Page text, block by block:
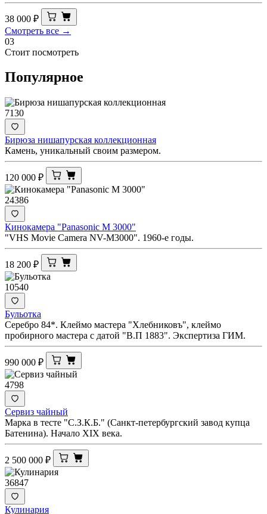
38 000 ₽
Смотреть все →
03
Стоит посмотреть
Популярное
7130
Бирюза нишапурская коллекционная
Камень, уникальный своим размером.
120 000 ₽
24386
Кинокамера "Panasonic M 3000"
"VHS Movie Camera NV-M3000". 1960-е годы.
18 200 ₽
10540
Бульотка
Серебро 84*. Клеймо мастера "Хлебниковъ", клеймо
пробирного мастера с датой "В.П 1883". Экспертиза ГИМ.
990 000 ₽
4798
Сервиз чайный
Марка в тесте "С.З.К.Б." (Санкт-петербургский завод купца
Батенина). Начало XIX века.
2 500 000 ₽
36847
Кулинария